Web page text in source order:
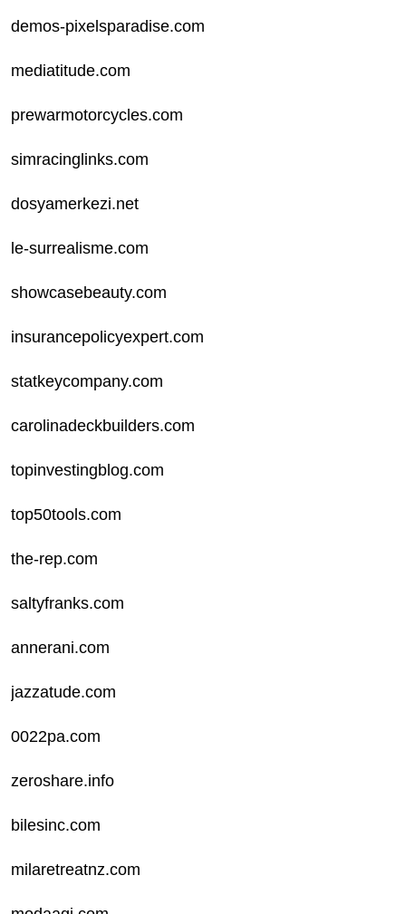
demos-pixelsparadise.com
mediatitude.com
prewarmotorcycles.com
simracinglinks.com
dosyamerkezi.net
le-surrealisme.com
showcasebeauty.com
insurancepolicyexpert.com
statkeycompany.com
carolinadeckbuilders.com
topinvestingblog.com
top50tools.com
the-rep.com
saltyfranks.com
annerani.com
jazzatude.com
0022pa.com
zeroshare.info
bilesinc.com
milaretreatnz.com